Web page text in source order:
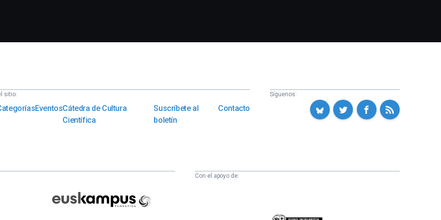
sitio:
EventosCátedra de Cultura
Científica
Suscríbete al
boletín
Contacto
Síguenos:
Fundazioa
Con el apoyo de: